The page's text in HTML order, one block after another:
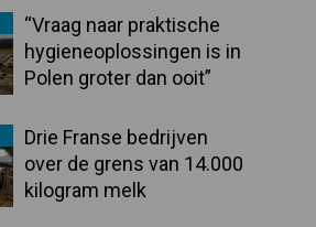
“Vraag naar praktische
hygieneoplossingen is in
Polen groter dan ooit”
Drie Franse bedrijven
over de grens van 14.000
kilogram melk